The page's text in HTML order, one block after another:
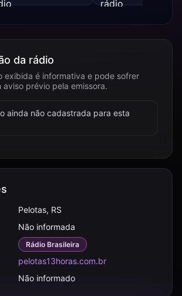
da rádio
exibida é informativa e pode sofrer
aviso prévio pela emissora.
ainda não cadastrada para esta
Pelotas, RS
Não informada
Rádio Brasileira
pelotas13horas.com.br
Não informado